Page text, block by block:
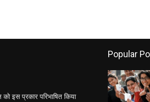
इस प्रकार परिभाषित किया
Popular